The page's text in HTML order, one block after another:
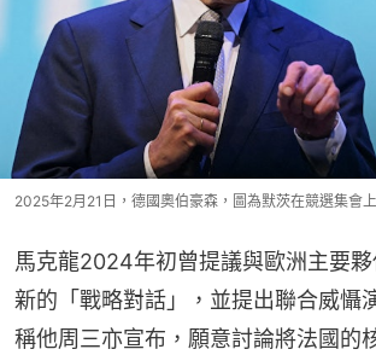
2025年2月21日，德國奧伯豪森，圖為默茨在競選集會
馬克龍2024年初曾提議與歐洲主要
新的「戰略對話」，並提出聯合威懾
稱他周三亦宣布，願意討論將法國的